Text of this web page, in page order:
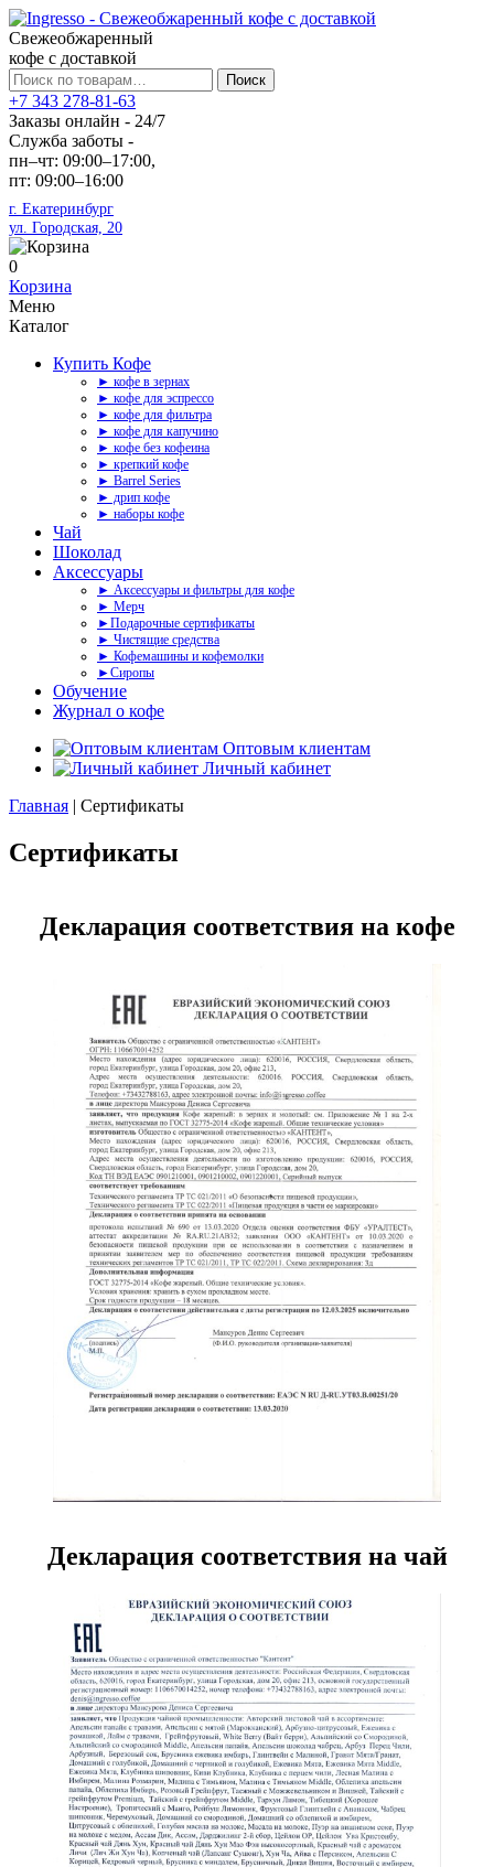
Свежеобжаренный
кофе с доставкой
Искать:
Поиск
+7 343 278-81-63
Заказы онлайн - 24/7
Служба заботы -
пн–чт: 09:00–17:00,
пт: 09:00–16:00
г. Екатеринбург
ул. Городская, 20
0
Корзина
Меню
Каталог
Купить Кофе
► кофе в зернах
► кофе для эспрессо
► кофе для фильтра
► кофе для капучино
► кофе без кофеина
► крепкий кофе
► Barrel Series
► дрип кофе
► наборы кофе
Чай
Шоколад
Аксессуары
► Аксессуары и фильтры для кофе
► Мерч
►Подарочные сертификаты
► Чистящие средства
► Кофемашины и кофемолки
►Сиропы
Обучение
Журнал о кофе
Оптовым клиентам
Личный кабинет
Главная | Сертификаты
Сертификаты
Декларация соответствия на кофе
Декларация соответствия на чай